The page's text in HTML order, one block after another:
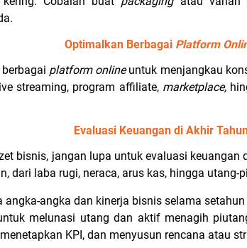
Optimalkan Berbagai Platform
platform onlineuntuk menjangkau
streaming, program affiliate, marketplace,
Evaluasi Keuangan di Akhir
bisnis, jangan lupa untuk evaluasi
dari laba rugi, neraca, arus kas, hingga utang-
angka dan kinerja bisnis selama
melunasi utang dan aktif menagih
KPI, dan menyusun rencana atau